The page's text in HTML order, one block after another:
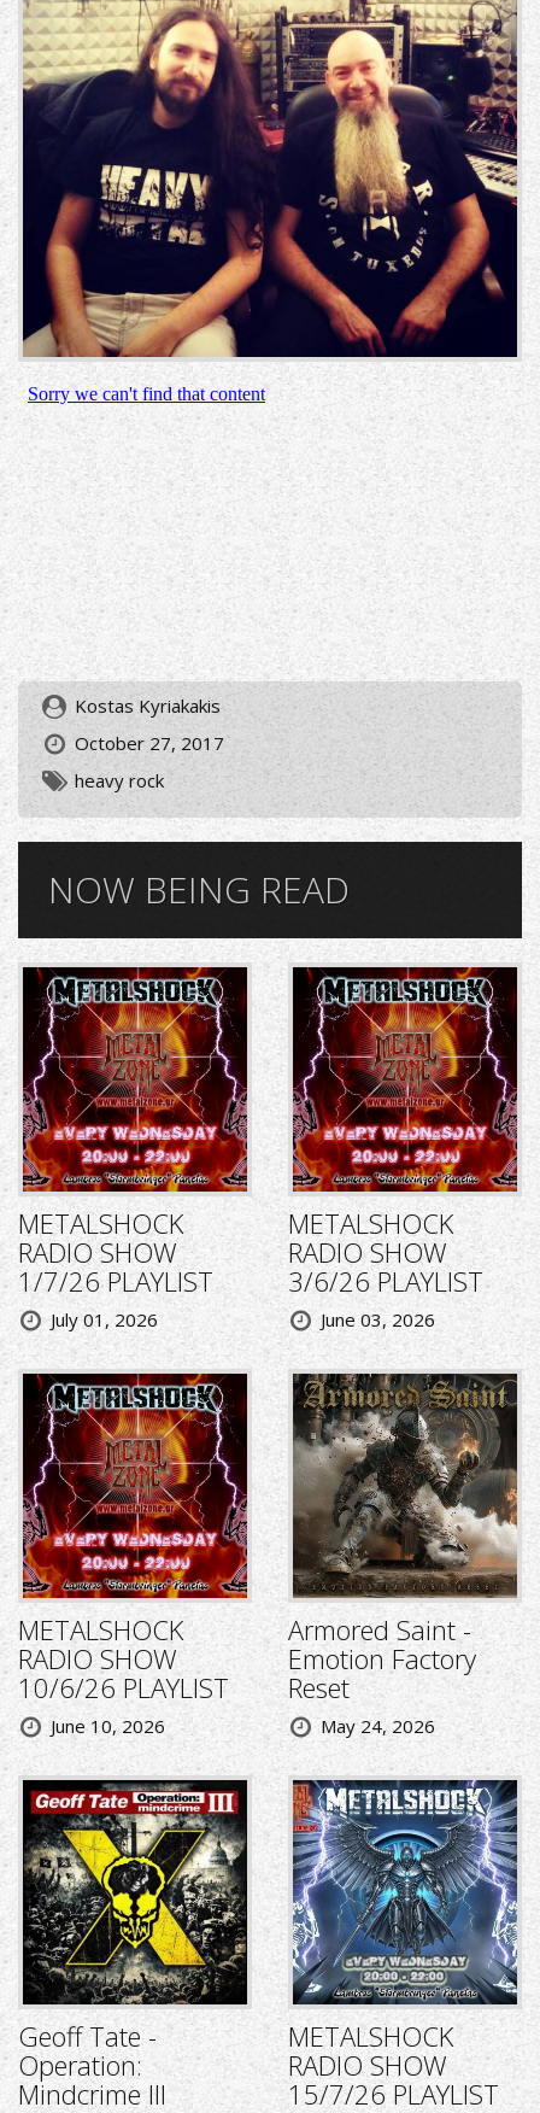
Kostas Kyriakakis
October 27, 2017
heavy rock
NOW BEING READ
METALSHOCK
RADIO SHOW
1/7/26 PLAYLIST
July 01, 2026
METALSHOCK
RADIO SHOW
3/6/26 PLAYLIST
June 03, 2026
METALSHOCK
RADIO SHOW
10/6/26 PLAYLIST
June 10, 2026
Armored Saint -
Emotion Factory
Reset
May 24, 2026
Geoff Tate -
Operation:
Mindcrime III
METALSHOCK
RADIO SHOW
15/7/26 PLAYLIST